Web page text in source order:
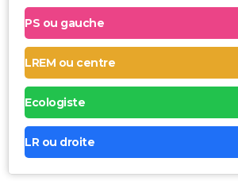
PS ou gauche
LREM ou centre
Ecologiste
LR ou droite